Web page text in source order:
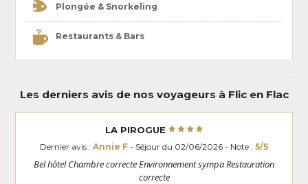
Plongée & Snorkeling
Restaurants & Bars
Les derniers avis de nos voyageurs à Flic en Flac
LA PIROGUE
Dernier avis : Annie F - Séjour du 02/06/2026 - Note : 5/5
Bel hôtel Chambre correcte Environnement sympa Restauration
correcte